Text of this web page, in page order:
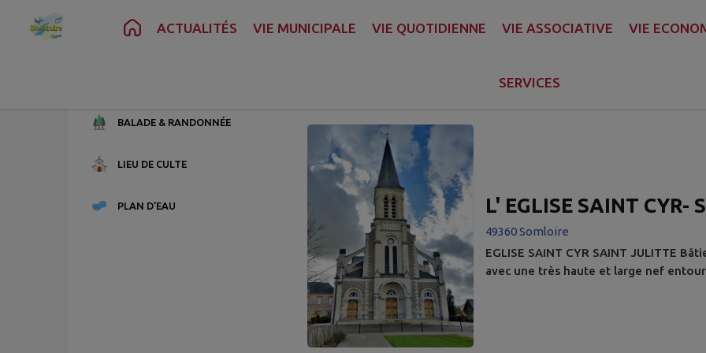
Contenu Menu Recherche Pied de page
ACTUALITÉS VIE MUNICIPALE VIE QUOTIDIENNE VIE ASSOCIATIVE VIE
SERVICES
BALADE & RANDONNÉE
LIEU DE CULTE
PLAN D’EAU
AUX ALENTOURS
L' EGLISE SAINT CYR-
49360 Somloire
EGLISE SAINT CYR SAINT JULITTE
avec une très haute et large nef